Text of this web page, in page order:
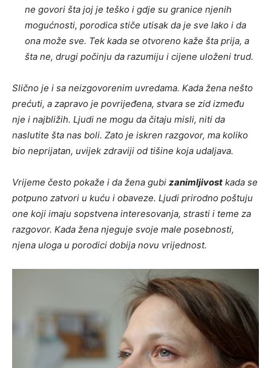
ne govori šta joj je teško i gdje su granice njenih
mogućnosti, porodica stiče utisak da je sve lako i da
ona može sve. Tek kada se otvoreno kaže šta prija, a
šta ne, drugi počinju da razumiju i cijene uloženi trud.
Slično je i sa neizgovorenim uvredama. Kada žena nešto
prećuti, a zapravo je povrijeđena, stvara se zid između
nje i najbližih. Ljudi ne mogu da čitaju misli, niti da
naslutite šta nas boli. Zato je iskren razgovor, ma koliko
bio neprijatan, uvijek zdraviji od tišine koja udaljava.
Vrijeme često pokaže i da žena gubi zanimljivost kada se
potpuno zatvori u kuću i obaveze. Ljudi prirodno poštuju
one koji imaju sopstvena interesovanja, strasti i teme za
razgovor. Kada žena njeguje svoje male posebnosti,
njena uloga u porodici dobija novu vrijednost.